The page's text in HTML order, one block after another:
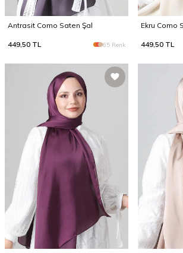
Antrasit Como Saten Şal
449,50 TL 65 Renk
Ekru Como
449,50 TL